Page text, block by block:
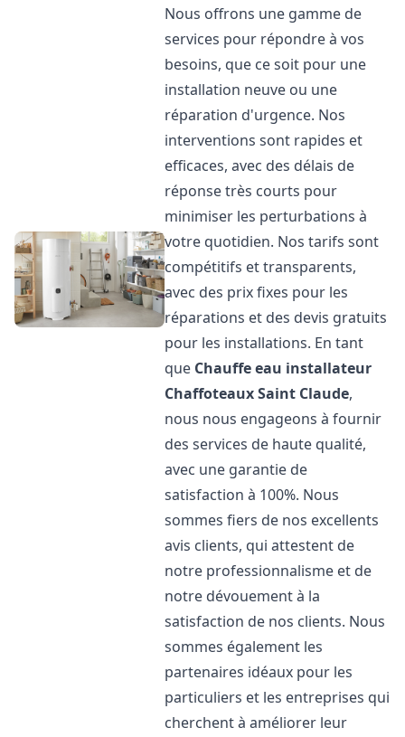
Nous offrons une gamme de
services pour répondre à vos
besoins, que ce soit pour une
installation neuve ou une
réparation d'urgence. Nos
interventions sont rapides et
efficaces, avec des délais de
réponse très courts pour
minimiser les perturbations à
votre quotidien. Nos tarifs sont
compétitifs et transparents,
avec des prix fixes pour les
réparations et des devis gratuits
pour les installations. En tant
que Chauffe eau installateur
ChaffoteauxSaint Claude,
nous nous engageons à fournir
des services de haute qualité,
avec une garantie de
satisfaction à 100%. Nous
sommes fiers de nos excellents
avis clients, qui attestent de
notre professionnalisme et de
notre dévouement à la
satisfaction de nos clients. Nous
sommes également les
partenaires idéaux pour les
particuliers et les entreprises qui
cherchent à améliorer leur